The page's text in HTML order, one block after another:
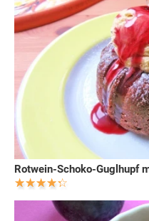
Rotwein-Schoko-Guglhupf